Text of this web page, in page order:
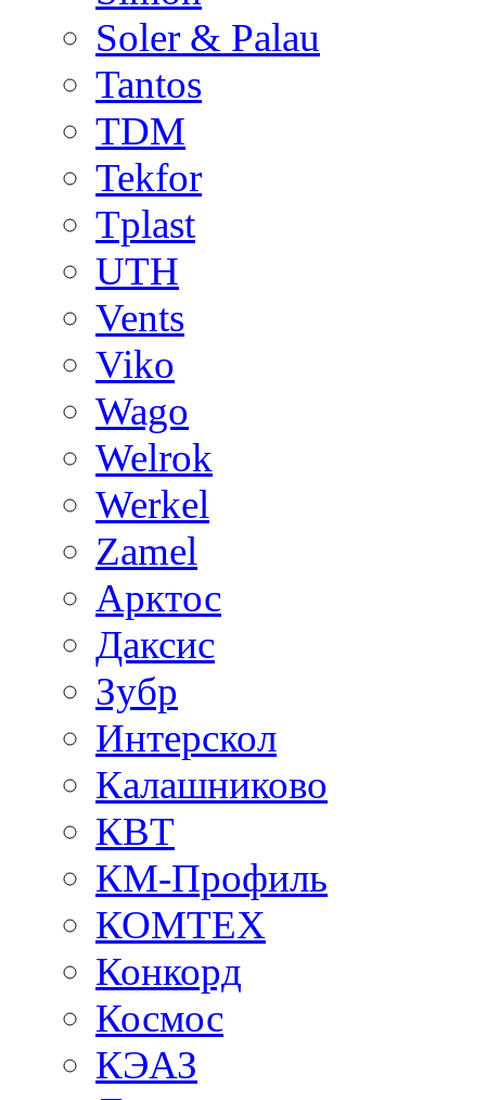
Soler & Palau
Tantos
TDM
Tekfor
Tplast
UTH
Vents
Viko
Wago
Welrok
Werkel
Zamel
Арктос
Даксис
Зубр
Интерскол
Калашниково
КВТ
КМ-Профиль
КОМТЕХ
Конкорд
Космос
КЭАЗ